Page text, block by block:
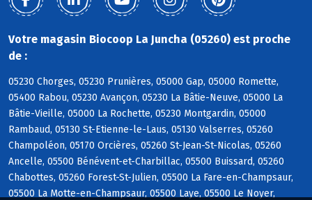
Votre magasin Biocoop La Juncha (05260) est proche
de :
05230 Chorges, 05230 Prunières, 05000 Gap, 05000 Romette,
05400 Rabou, 05230 Avançon, 05230 La Bâtie-Neuve, 05000 La
Bâtie-Vieille, 05000 La Rochette, 05230 Montgardin, 05000
Rambaud, 05130 St-Etienne-le-Laus, 05130 Valserres, 05260
Champoléon, 05170 Orcières, 05260 St-Jean-St-Nicolas, 05260
Ancelle, 05500 Bénévent-et-Charbillac, 05500 Buissard, 05260
Chabottes, 05260 Forest-St-Julien, 05500 La Fare-en-Champsaur,
05500 La Motte-en-Champsaur, 05500 Laye, 05500 Le Noyer,